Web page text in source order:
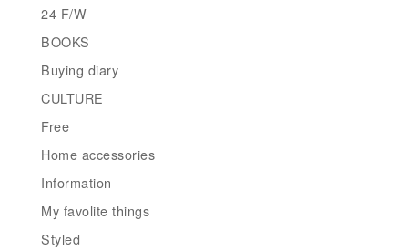
24 F/W
BOOKS
Buying diary
CULTURE
Free
Home accessories
Information
My favolite things
Styled